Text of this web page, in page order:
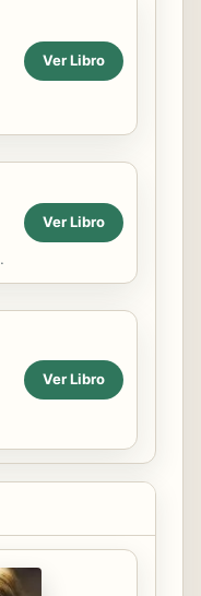
Ver Libro
Ver Libro
Ver Libro